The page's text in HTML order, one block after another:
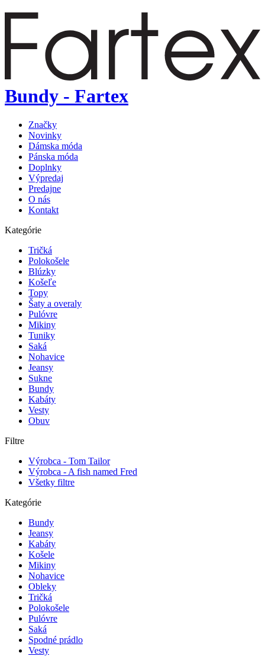
Bundy - Fartex
Značky
Novinky
Dámska móda
Pánska móda
Doplnky
Výpredaj
Predajne
O nás
Kontakt
Kategórie
Tričká
Polokošele
Blúzky
Košeľe
Topy
Šaty a overaly
Pulóvre
Mikiny
Tuniky
Saká
Nohavice
Jeansy
Sukne
Bundy
Kabáty
Vesty
Obuv
Filtre
Výrobca - Tom Tailor
Výrobca - A fish named Fred
Všetky filtre
Kategórie
Bundy
Jeansy
Kabáty
Košele
Mikiny
Nohavice
Obleky
Tričká
Polokošele
Pulóvre
Saká
Spodné prádlo
Vesty